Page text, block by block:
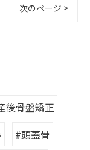
次のページ >
後骨盤矯正
#頭蓋骨